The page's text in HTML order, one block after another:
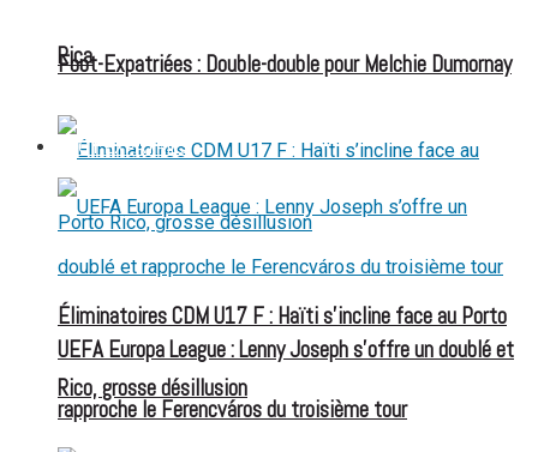
Rica
Éliminatoires CDM U17 F : Haïti s’incline face au Porto
Rico, grosse désillusion
Foot-Expatriées : Double-double pour Melchie Dumornay
FOOT EXPATRIÉS
UEFA Europa League : Lenny Joseph s’offre un doublé et
rapproche le Ferencváros du troisième tour